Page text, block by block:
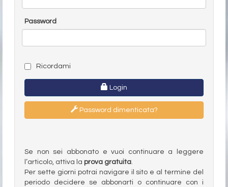
Password
Ricordami
Login
Password dimenticata?
Se non sei abbonato e vuoi continuare a leggere
l’articolo, attiva la prova gratuita.
Per sette giorni potrai navigare il sito e al termine del
periodo decidere se abbonarti o continuare con i